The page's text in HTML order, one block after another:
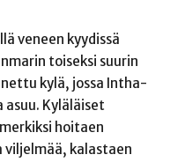
veneen kyydissä
toiseksi suurin
kylä, jossa Intha-
asuu. Kyläläiset
hoitaen
kalastaen